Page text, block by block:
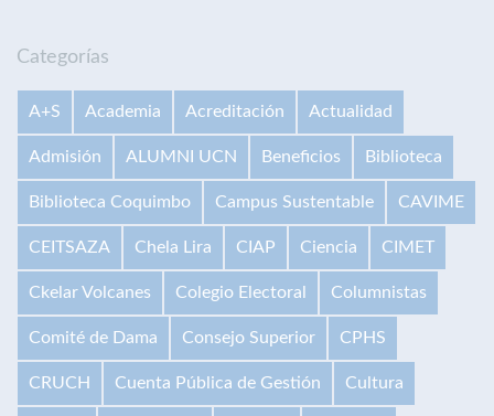
Categorías
A+S Academia Acreditación Actualidad
Admisión ALUMNI UCN Beneficios Biblioteca
Biblioteca Coquimbo Campus Sustentable CAVIME
CEITSAZA Chela Lira CIAP Ciencia CIMET
Ckelar Volcanes Colegio Electoral Columnistas
Comité de Dama Consejo Superior CPHS
CRUCH Cuenta Pública de Gestión Cultura